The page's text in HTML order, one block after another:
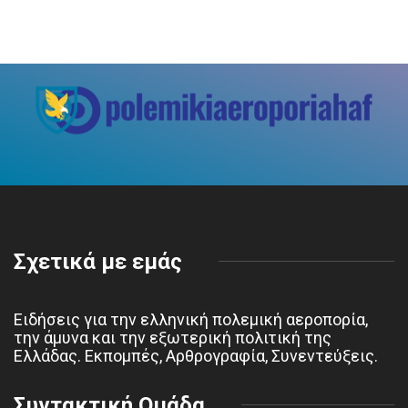
Σχετικά με εμάς
Ειδήσεις για την ελληνική πολεμική αεροπορία,
την άμυνα και την εξωτερική πολιτική της
Ελλάδας. Εκπομπές, Αρθρογραφία, Συνεντεύξεις.